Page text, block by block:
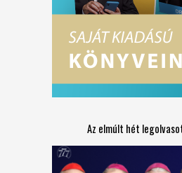
Az elmúlt hét